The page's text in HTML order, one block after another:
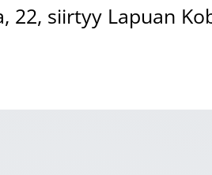
22, siirtyy Lapuan